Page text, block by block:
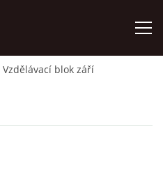
Vzdělávací blok září